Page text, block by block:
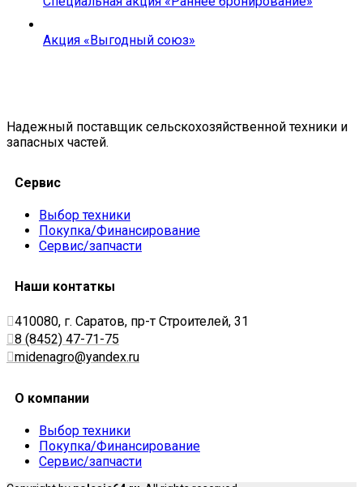
Акция «Выгодный союз»
Надежный поставщик сельскохозяйственной техники и
запасных частей.
Сервис
Выбор техники
Покупка/Финансирование
Сервис/запчасти
Наши контаткы
410080, г. Саратов, пр-т Строителей, 31
8 (8452) 47-71-75
midenagro@yandex.ru
О компании
Выбор техники
Покупка/Финансирование
Сервис/запчасти